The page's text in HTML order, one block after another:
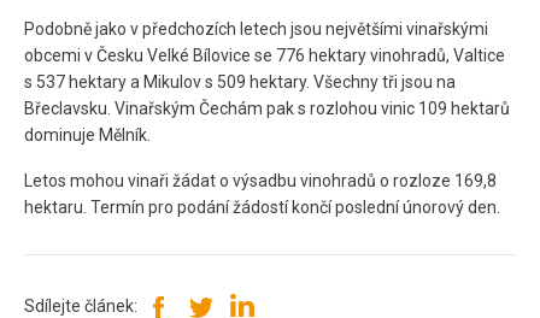
Podobně jako v předchozích letech jsou největšími vinařskými
obcemi v Česku Velké Bílovice se 776 hektary vinohradů, Valtice
s 537 hektary a Mikulov s 509 hektary. Všechny tři jsou na
Břeclavsku. Vinařským Čechám pak s rozlohou vinic 109 hektarů
dominuje Mělník.
Letos mohou vinaři žádat o výsadbu vinohradů o rozloze 169,8
hektaru. Termín pro podání žádostí končí poslední únorový den.
Sdílejte článek: